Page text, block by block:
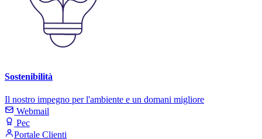
Sostenibilità
Il nostro impegno per l'ambiente e un domani migliore
Webmail
Pec
Portale Clienti